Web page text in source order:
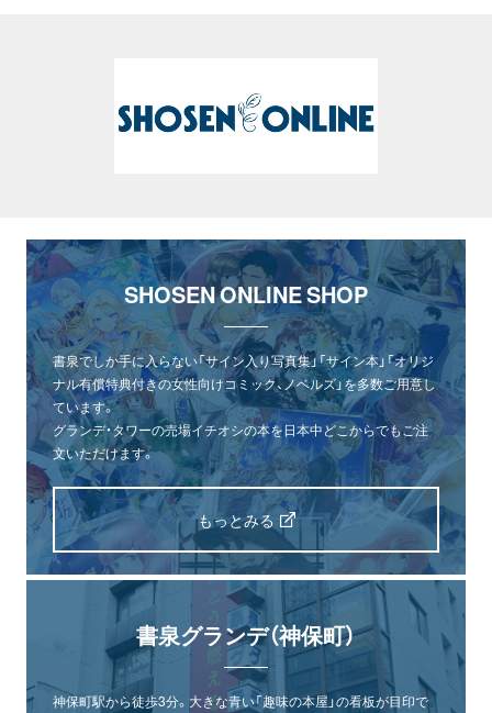
SHOSEN ONLINE SHOP
書泉でしか手に入らない「サイン入り写真集」「サイン本」「オリジ
ナル有償特典付きの女性向けコミック、ノベルズ」を多数ご用意し
ています。
グランデ・タワーの売場イチオシの本を日本中どこからでもご注
文いただけます。
もっとみる
書泉グランデ（神保町）
神保町駅から徒歩3分。大きな青い「趣味の本屋」の看板が目印で